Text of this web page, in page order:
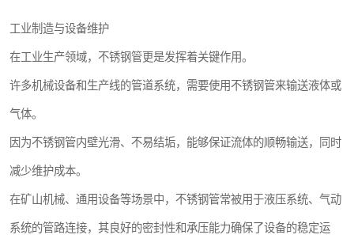
工业制造与设备维护
在工业生产领域，不锈钢管更是发挥着关键作用。
许多机械设备和生产线的管道系统，需要使用不锈钢管来输送液体或
气体。
因为不锈钢管内壁光滑、不易结垢，能够保证流体的顺畅输送，同时
减少维护成本。
在矿山机械、通用设备等场景中，不锈钢管常被用于液压系统、气动
系统的管路连接，其良好的密封性和承压能力确保了设备的稳定运